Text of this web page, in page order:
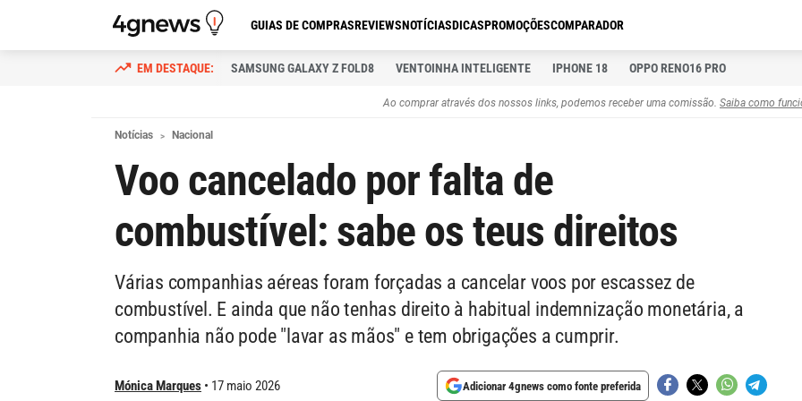
GUIAS DE COMPRASREVIEWSNOTÍCIASDICASPROMOÇÕESCOMPARADOR
SAMSUNG GALAXY Z FOLD8 VENTOINHA INTELIGENTE IPHONE 18 OPPO RENO16 PRO
Ao comprar através dos nossos links, podemos receber uma comissão. Saiba como
Notícias Nacional
Voo cancelado por falta de
combustível: sabe os teus direitos
Várias companhias aéreas foram forçadas a cancelar voos por escassez de
combustível. E ainda que não tenhas direito à habitual indemnização monetária, a
companhia não pode "lavar as mãos" e tem obrigações a cumprir.
Mónica Marques 17 maio 2026 Adicionar 4gnews como fonte preferida